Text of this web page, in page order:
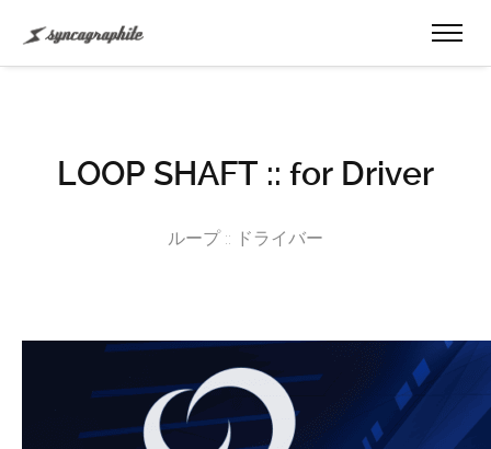
LOOP SHAFT :: for Driver
ループ :: ドライバー